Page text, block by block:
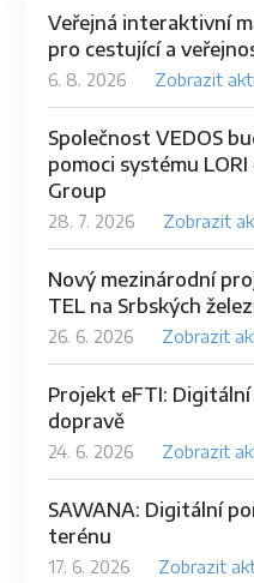
Veřejná interaktivní
pro cestující a
6. 8. 2026 Zobrazit
Společnost VEDOS
pomoci systému
Group
28. 7. 2026 Zobrazit
Nový mezinárodní
TEL na Srbských
26. 6. 2026 Zobrazit
Projekt eFTI:
dopravě
24. 6. 2026 Zobrazit
SAWANA: Digitální
terénu
17. 6. 2026 Zobrazit